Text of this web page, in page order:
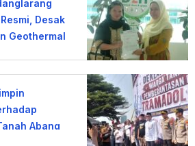
Desak
Geothermal
Abang